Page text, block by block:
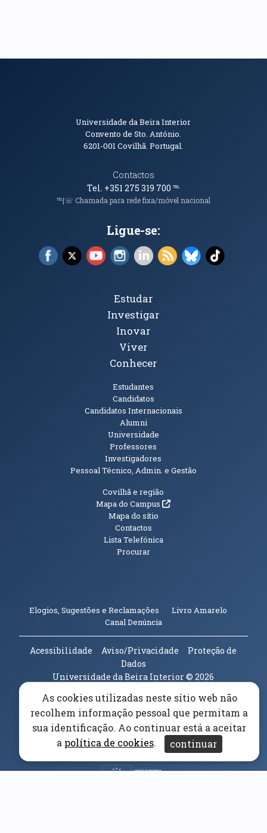
Informações de Contacto
Universidade da Beira Interior
Convento de Sto. António.
6201-001Covilhã. Portugal.
Contactos
Tel. +351 275 319 700℡
℡|☏ Chamada para rede fixa/móvel nacional
Ligue-se:
Facebook (abre em nova janela)
X (abre em nova janela)
YouTube (abre em nova janela)
Instagram (abre em nova janela)
LinkedIn (abre em nova
RSS (abre em nova
Bluesky (abre
TikTok
Tópicos Principais
Estudar
Investigar
Inovar
Viver
Conhecer
Estudantes
Candidatos
Candidatos Internacionais
Alumni
Universidade
Professores
Investigadores
Pessoal Técnico, Admin. e Gestão
Informações Adicionais
Covilhã e região
Mapa do Campus(abre em nova janela)
Mapa do sítio
Contactos
Lista Telefónica
Procurar
Elogios, Sugestões e Reclamações Livro Amarelo
Canal Denúncia(abre em nova janela)
Acessibilidade Aviso/Privacidade
Proteção de
Dados
Universidade da Beira Interior© 2026
Parceiros e Financiadores(abre em nova janela)
(abre em nova janela)
(abre em nova janela)
As cookies utilizadas neste sítio web não
recolhem informação pessoal que permitam a
sua identificação. Ao continuar está a aceitar
a política de cookies. continuar